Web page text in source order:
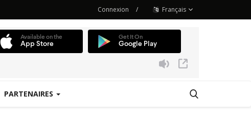
Connexion / Français
PARTENAIRES